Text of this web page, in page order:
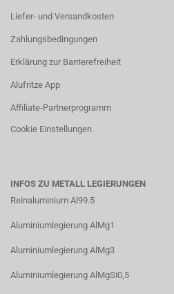
Liefer- und Versandkosten
Zahlungsbedingungen
Erklärung zur Barrierefreiheit
Alufritze App
Affiliate-Partnerprogramm
Cookie Einstellungen
INFOS ZU METALL LEGIERUNGEN
Reinaluminium Al99.5
Aluminiumlegierung AlMg1
Aluminiumlegierung AlMg3
Aluminiumlegierung AlMgSi0,5